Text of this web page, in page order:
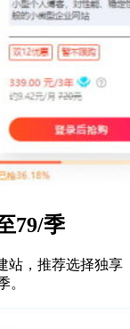
79/季
站，推荐选择独享
。